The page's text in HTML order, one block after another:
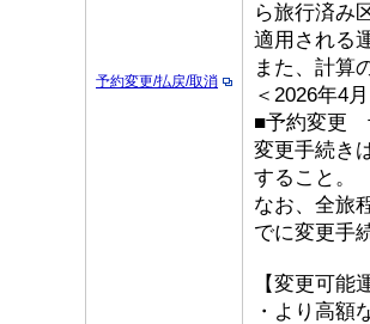
予約変更/払戻/取消
ら旅行済み
適用される
また、計算
＜2026年4
■予約変更
変更手続き
すること。
なお、全旅
でに変更手
【変更可能
・より高額